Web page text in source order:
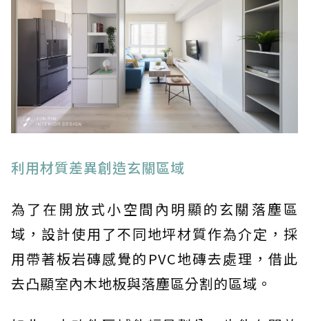
利用材質差異創造玄關區域
為了在開放式小空間內明顯的玄關落塵區
域，設計使用了不同地坪材質作為介定，採
用帶著板岩磚感覺的PVC地磚去處理，借此
去凸顯室內木地板與落塵區分割的區域。